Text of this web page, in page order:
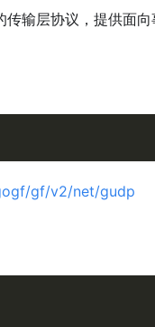
传输层协议，提供面
gf/v2/net/gudp